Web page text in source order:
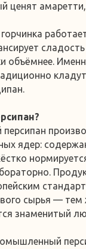
ценят
сладость
объёмнее.
ядер:
сырья — тем
знаменитый